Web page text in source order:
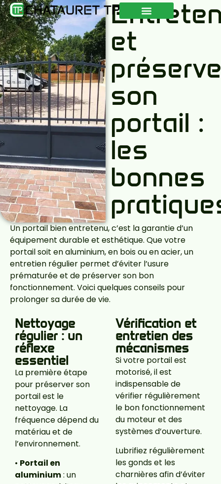
et
son
portail :
les
bonnes
Un portail bien entretenu, c’est la garantie d’un
équipement durable et esthétique. Que votre
portail soit en aluminium, en bois ou en acier, un
entretien régulier permet d’éviter l’usure
prématurée et de préserver son bon
fonctionnement. Voici quelques conseils pour
prolonger sa durée de vie.
Nettoyage
régulier : un
réflexe
essentiel
La première étape
pour préserver son
portail est le
nettoyage. La
fréquence dépend du
matériau et de
l’environnement.
• Portail en
aluminium: un
Vérification et
entretien des
mécanismes
Si votre portail est
motorisé, il est
indispensable de
vérifier régulièrement
le bon fonctionnement
du moteur et des
systèmes d’ouverture.
Lubrifiez régulièrement
les gonds et les
charnières afin d’éviter